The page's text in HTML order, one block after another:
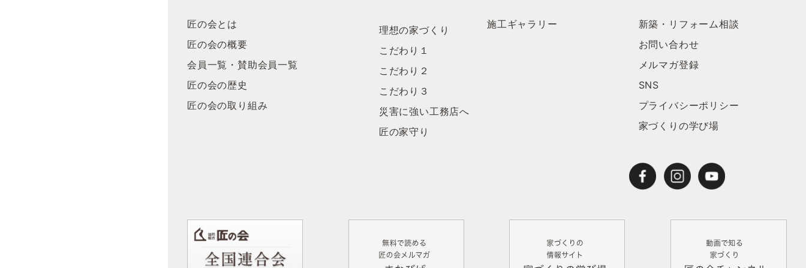
匠の会とは
匠の会の概要
会員一覧・賛助会員一覧
匠の会の歴史
匠の会の取り組み
理想の家づくり
こだわり１
こだわり２
こだわり３
災害に強い工務店へ
匠の家守り
施工ギャラリー
新築・リフォーム相談
お問い合わせ
メルマガ登録
SNS
プライバシーポリシー
家づくりの学び場